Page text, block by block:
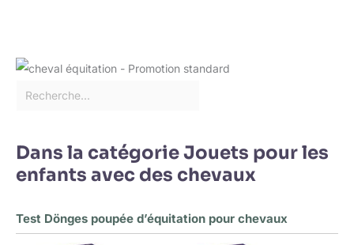
Dans la catégorie Jouets pour les
enfants avec des chevaux
Test Dönges poupée d’équitation pour chevaux